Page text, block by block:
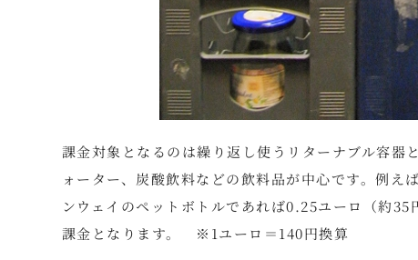
課金対象となるのは繰り返し使うリターナブル容器
ォーター、炭酸飲料などの飲料品が中心です。例え
ンウェイのペットボトルであれば0.25ユーロ（約
課金となります。 ※1ユーロ＝140円換算